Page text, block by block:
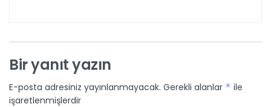
Bir yanıt yazın
E-posta adresiniz yayınlanmayacak. Gerekli alanlar * ile
işaretlenmişlerdir